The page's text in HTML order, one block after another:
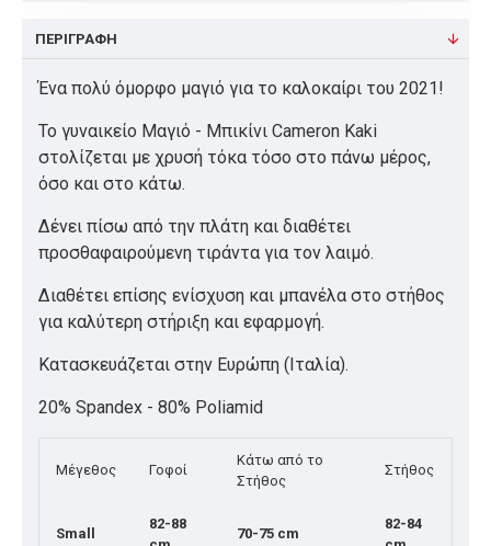
ΠΕΡΙΓΡΑΦΉ
Ένα πολύ όμορφο μαγιό για το καλοκαίρι του 2021!
Το γυναικείο Μαγιό - Μπικίνι Cameron Kaki
στολίζεται με χρυσή τόκα τόσο στο πάνω μέρος,
όσο και στο κάτω.
Δένει πίσω από την πλάτη και διαθέτει
προσθαφαιρούμενη τιράντα για τον λαιμό.
Διαθέτει επίσης ενίσχυση και μπανέλα στο στήθος
για καλύτερη στήριξη και εφαρμογή.
Κατασκευάζεται στην Ευρώπη (Ιταλία).
20% Spandex - 80% Poliamid
Μέγεθος Γοφοί
Κάτω από το
Στήθος
Στήθος
Small
82-88
70-75 cm
82-84